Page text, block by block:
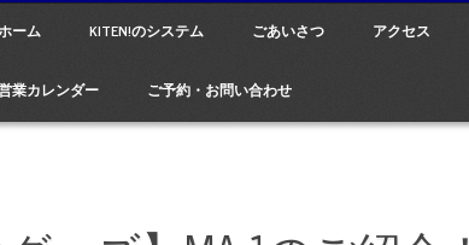
menu
ーム KITEN!のシステム ごあいさつ アクセス
業カレンダー ご予約・お問い合わせ